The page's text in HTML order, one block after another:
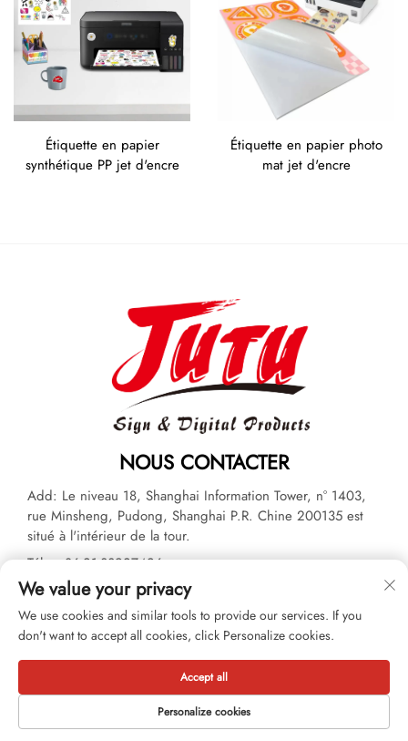
Étiquette en papier
synthétique PP jet d'encre
Étiquette en papier photo
mat jet d'encre
NOUS CONTACTER
Add: Le niveau 18, Shanghai Information Tower, n° 1403,
rue Minsheng, Pudong, Shanghai P.R. Chine 200135 est
situé à l'intérieur de la tour.
Tél. :+86-21-33927426
E-mail :[email protected]
Copyright © 2026 JUTU New Materials Technology Limited Tous
Politique de confidentialité
We value your privacy
We use cookies and similar tools to provide our services. If you
don't want to accept all cookies, click Personalize cookies.
Personalize cookies
Accept all